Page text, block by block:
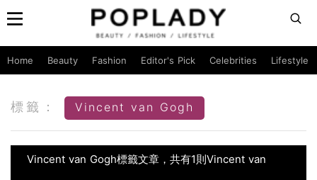
Home Beauty Fashion Editor's Pick Celebrities Lifestyle
標籤： Vincent van Gogh
Vincent van Gogh標籤文章，共有1則Vincent van